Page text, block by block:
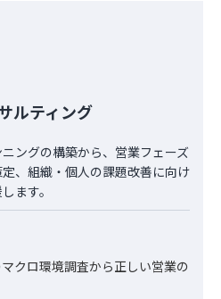
ルティング
ングの構築から、営業フェーズ
、組織・個人の課題改善に向け
ます。
クロ環境調査から正しい営業の